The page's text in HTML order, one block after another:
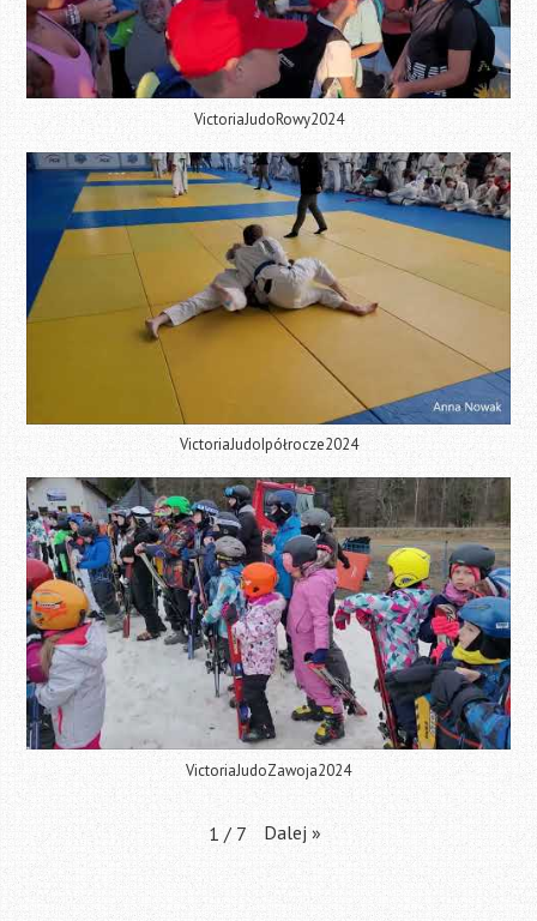
VictoriaJudoRowy2024
VictoriaJudoIpółrocze2024
VictoriaJudoZawoja2024
1 / 7 Dalej »